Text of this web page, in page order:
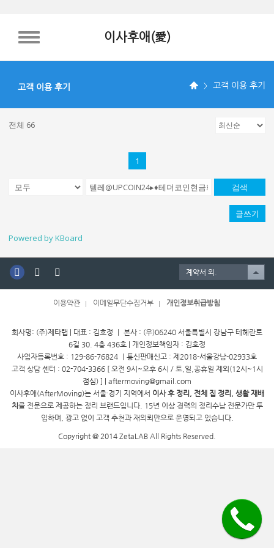
TOGGLE NAVIGATION이사후애(愛)
고객 이용 후기 고객 이용 후기
전체 66
1
검색
글쓰기
Powered by KBoard
이용약관 이메일무단수집거부 개인정보취급방침
계약서 외.
회사명: (주)제타랩 | 대표 : 김호정 ㅣ 본사 : (우)06240 서울특별시 강남구 테헤란로
6길 30. 4층 436호 | 개인정보책임자 : 김호정
사업자등록번호 : 129-86-76824 ㅣ통신판매신고 : 제2018-서울강남-02933호
고객 상담 센터 : 02-704-3366 [ 오전 9시~오후 6시 / 토,일,공휴일 제외(12시~1시
점심) ] | aftermoving@gmail.com
이사후애(AfterMoving)는 서울·경기 지역에서 이사 후 정리, 전체 집 정리, 생활 재배
치 를 전문으로 제공하는 정리 브랜드입니다. 15년 이상 경력의 정리수납 전문가만 투
입하며, 광고 없이 고객 추천과 재의뢰만으로 운영되고 있습니다.
Copyright @ 2014 ZetaLAB All Rights Reserved.